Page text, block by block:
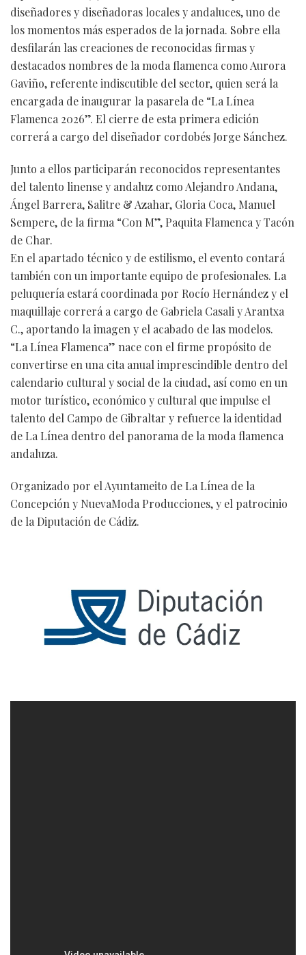
diseñadores y diseñadoras locales y andaluces, uno de
los momentos más esperados de la jornada. Sobre ella
desfilarán las creaciones de reconocidas firmas y
destacados nombres de la moda flamenca como Aurora
Gaviño, referente indiscutible del sector, quien será la
encargada de inaugurar la pasarela de “La Línea
Flamenca 2026”. El cierre de esta primera edición
correrá a cargo del diseñador cordobés Jorge Sánchez.
Junto a ellos participarán reconocidos representantes
del talento linense y andaluz como Alejandro Andana,
Ángel Barrera, Salitre & Azahar, Gloria Coca, Manuel
Sempere, de la firma “Con M”, Paquita Flamenca y Tacón
de Char.
En el apartado técnico y de estilismo, el evento contará
también con un importante equipo de profesionales. La
peluquería estará coordinada por Rocío Hernández y el
maquillaje correrá a cargo de Gabriela Casali y Arantxa
C., aportando la imagen y el acabado de las modelos.
“La Línea Flamenca” nace con el firme propósito de
convertirse en una cita anual imprescindible dentro del
calendario cultural y social de la ciudad, así como en un
motor turístico, económico y cultural que impulse el
talento del Campo de Gibraltar y refuerce la identidad
de La Línea dentro del panorama de la moda flamenca
andaluza.
Organizado por el Ayuntameito de La Línea de la
Concepción y NuevaModa Producciones, y el patrocinio
de la Diputación de Cádiz.